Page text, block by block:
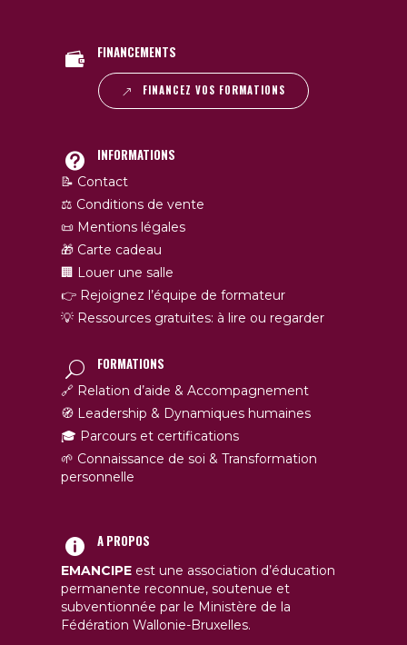
FINANCEMENTS
FINANCEZ VOS FORMATIONS
INFORMATIONS
📝 Contact
⚖️ Conditions de vente
📜 Mentions légales
🎁 Carte cadeau
🏢 Louer une salle
👉 Rejoignez l’équipe de formateur
💡 Ressources gratuites: à lire ou regarder
FORMATIONS
🔗 Relation d’aide & Accompagnement
🧭 Leadership & Dynamiques humaines
🎓 Parcours et certifications
🌱 Connaissance de soi & Transformation
personnelle
A PROPOS
EMANCIPE est une association d’éducation
permanente reconnue, soutenue et
subventionnée par le Ministère de la
Fédération Wallonie-Bruxelles.